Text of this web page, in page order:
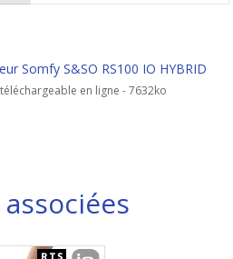
Somfy S&SO RS100 IO HYBRID
en ligne - 7632ko